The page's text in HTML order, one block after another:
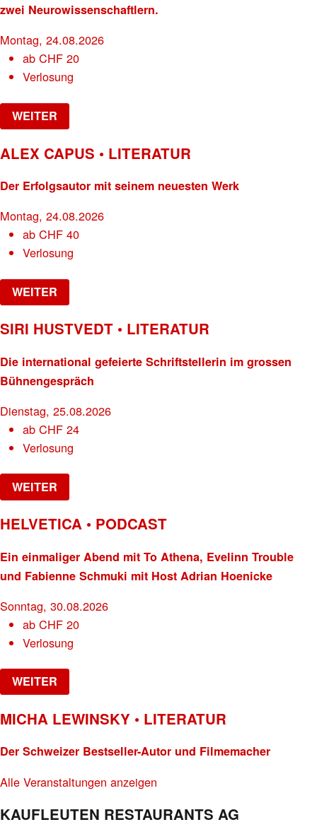
zwei Neurowissenschaftlern.
Montag, 24.08.2026
abCHF 20
Verlosung
WEITER
ALEX CAPUS • LITERATUR
Der Erfolgsautor mit seinem neuesten Werk
Montag, 24.08.2026
abCHF 40
Verlosung
WEITER
SIRI HUSTVEDT • LITERATUR
Die international gefeierte Schriftstellerin im grossen
Bühnengespräch
Dienstag, 25.08.2026
abCHF 24
Verlosung
WEITER
HELVETICA • PODCAST
Ein einmaliger Abend mit To Athena, Evelinn Trouble
und Fabienne Schmuki mit Host Adrian Hoenicke
Sonntag, 30.08.2026
abCHF 20
Verlosung
WEITER
MICHA LEWINSKY • LITERATUR
Der Schweizer Bestseller-Autor und Filmemacher
Alle Veranstaltungen anzeigen
KAUFLEUTEN RESTAURANTS AG